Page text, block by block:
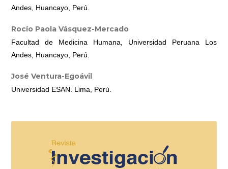
Andes, Huancayo, Perú.
Rocío Paola Vásquez-Mercado
Facultad de Medicina Humana, Universidad Peruana Los
Andes, Huancayo, Perú.
José Ventura-Egoávil
Universidad ESAN. Lima, Perú.